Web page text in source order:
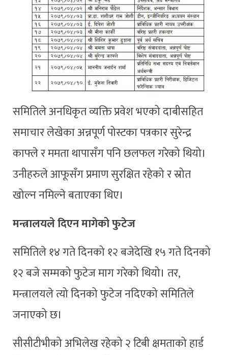
समितिले अनधिकृत व्यक्ति प्रवेश भएको दाबीसहित
समाचार लेखेका अन्नपूर्ण पोस्टका पत्रकार सुरेन्द्र
काफ्ले र ममता थापासँग पनि छलफल गरेको थियो।
उनीहरुले आफूसँग प्रमाण सुरक्षित रहेको र स्रोत
खोल्न नमिल्ने बताएका थिए।
मन्त्रालयले दिएन मागेको फुटेज
समितिले १४ गते दिनको १२ बजेदेखि १५ गते दिनको
१२ बजे सम्मको फुटेज माग गरेको थियो। तर,
मन्त्रालयले त्यो दिनको फुटेज नदिएको समितिले
जनाएको छ।
सीसीटीभीको अभिलेख रहेको २ टिबी क्षमताको हार्ड